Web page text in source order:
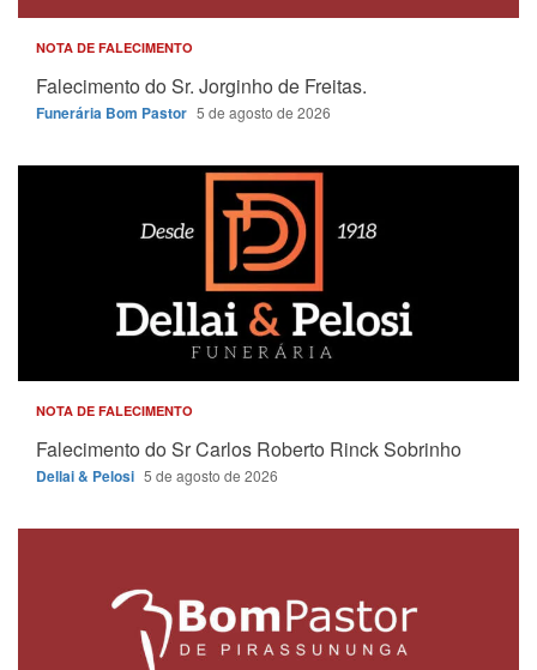
NOTA DE FALECIMENTO
Falecimento do Sr. Jorginho de Freitas.
Funerária Bom Pastor 5 de agosto de 2026
NOTA DE FALECIMENTO
Falecimento do Sr Carlos Roberto Rinck Sobrinho
Dellai & Pelosi 5 de agosto de 2026